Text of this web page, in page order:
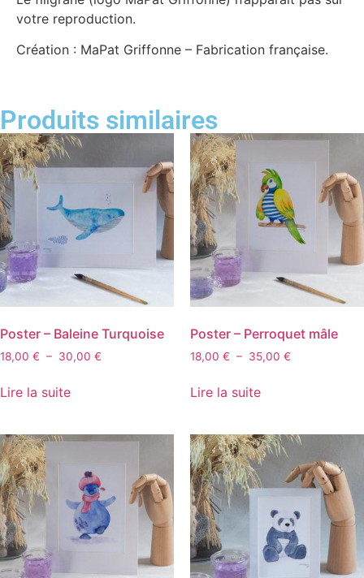
votre reproduction.
Création : MaPat Griffonne – Fabrication française.
Produits similaires
Poster – Baleine Turquoise
18,00 € – 30,00 €
Lire la suite
Poster – Perroquet mâle
18,00 € – 35,00 €
Lire la suite